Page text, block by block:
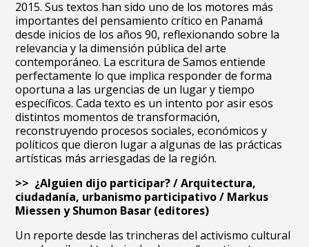
2015. Sus textos han sido uno de los motores más
importantes del pensamiento crítico en Panamá
desde inicios de los años 90, reflexionando sobre la
relevancia y la dimensión pública del arte
contemporáneo. La escritura de Samos entiende
perfectamente lo que implica responder de forma
oportuna a las urgencias de un lugar y tiempo
específicos. Cada texto es un intento por asir esos
distintos momentos de transformación,
reconstruyendo procesos sociales, económicos y
políticos que dieron lugar a algunas de las prácticas
artísticas más arriesgadas de la región.
>> ¿Alguien dijo participar? / Arquitectura,
ciudadanía, urbanismo participativo / Markus
Miessen y Shumon Basar (editores)
Un reporte desde las trincheras del activismo cultural